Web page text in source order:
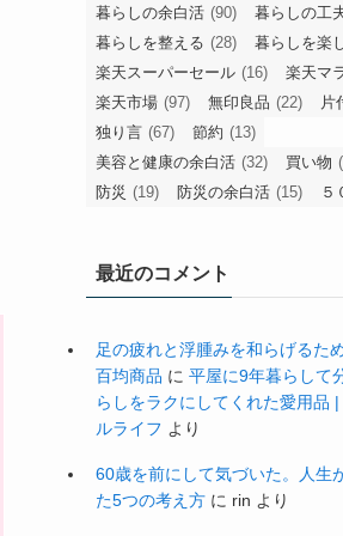
暮らしの余白活 (90) 暮らしの工
暮らしを整える (28) 暮らしを楽
楽天スーパーセール (16) 楽天マ
楽天市場 (97) 無印良品 (22) 片
独り言 (67) 節約 (13)
美容と健康の余白活 (32) 買い物
防災 (19) 防災の余白活 (15) ５
最近のコメント
足の疲れと浮腫みを和らげるた
百均商品 に 平屋に9年暮らして
らしをラクにしてくれた愛用品
ルライフ より
60歳を前にして気づいた。人生
た5つの考え方 に rin より